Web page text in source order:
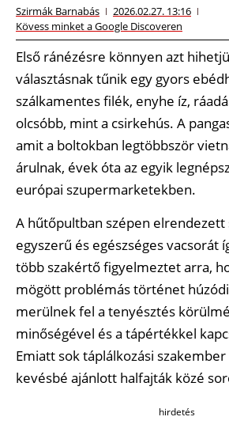
Szirmák Barnabás
2026.02.27. 13:16
Kövess minket a Google Discoveren
Első ránézésre könnyen azt
választásnak tűnik egy gyors
szálkamentes filék, enyhe íz,
olcsóbb, mint a csirkehús. A
amit a boltokban legtöbbször
árulnak, évek óta az egyik
európai szupermarketekben.
A hűtőpultban szépen elrendezett
egyszerű és egészséges vacsorát
több szakértő figyelmeztet arra,
mögött problémás történet
merülnek fel a tenyésztés
minőségével és a tápértékkel
Emiatt sok táplálkozási szakember
kevésbé ajánlott halfajták közé
hirdetés